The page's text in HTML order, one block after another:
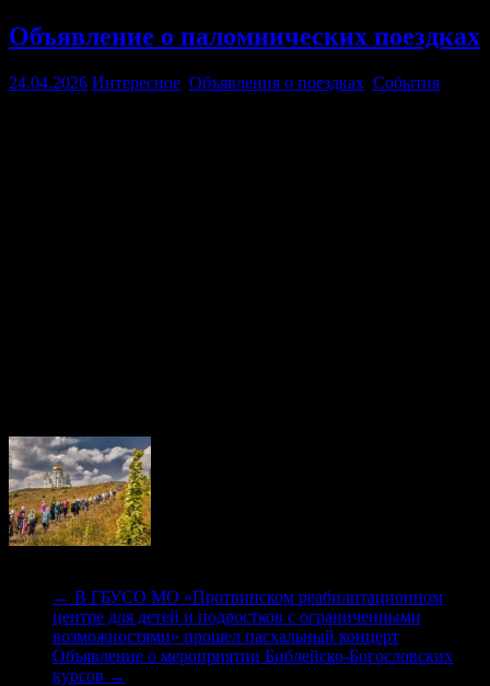
Объявление о паломнических поездках
24.04.2026 Интересное Объявления о поездках События
← В ГБУСО МО «Протвинском реабилитационном
центре для детей и подростков с ограниченными
возможностями» прошел пасхальный концерт
Объявление о мероприятии Библейско-Богословских
курсов →